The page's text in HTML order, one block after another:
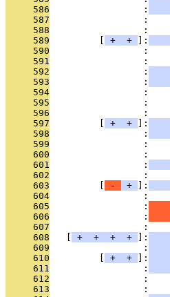
     586
                 :
     587
:
     588
:
     589
+ + ]:
     590
:
     591
:
     592
                 :
     593
                 :
     594
:
     595
:
     596
:
     597
+ + ]:
     598
                 :
     599
:
     600
:
     601
                 :
     602
:
     603
- + ]:
     604
:
     605
                 :
     606
                 :
     607
:
     608
+ + + + ]:
     609
                 :
     610
+ + ]:
     611
                 :
     612
:
     613
: